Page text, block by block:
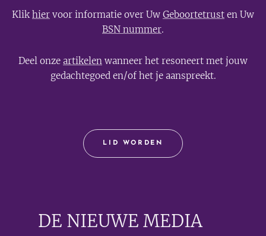
Klikhier voor informatie over Uw Geboortetrust en Uw
BSN nummer.
Deel onze artikelen wanneer het resoneert met jouw
gedachtegoed en/of het je aanspreekt.
LID WORDEN
DE NIEUWE MEDIA🟣